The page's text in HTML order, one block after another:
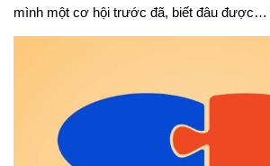
mình một cơ hội trước đã, biết đâu được…